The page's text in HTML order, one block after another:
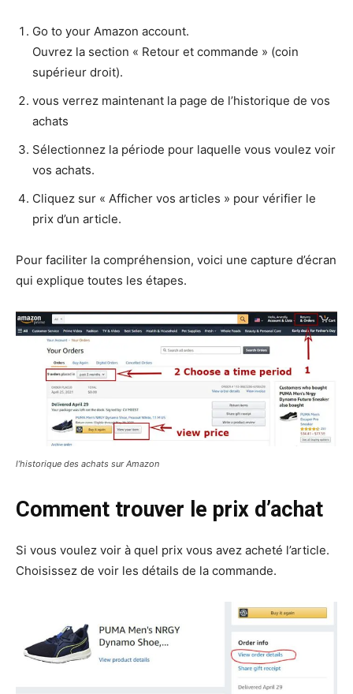
Go to your Amazon account.
Ouvrez la section « Retour et commande » (coin
supérieur droit).
vous verrez maintenant la page de l’historique de vos
achats
Sélectionnez la période pour laquelle vous voulez voir
vos achats.
Cliquez sur « Afficher vos articles » pour vérifier le
prix d’un article.
Pour faciliter la compréhension, voici une capture d’écran
qui explique toutes les étapes.
l’historique des achats sur Amazon
Comment trouver le prix d’achat
Si vous voulez voir à quel prix vous avez acheté l’article.
Choisissez de voir les détails de la commande.